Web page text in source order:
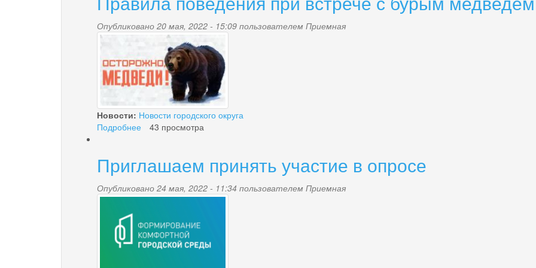
краю
в
оплачивает
проезд
пенсионерам
отдых
Опубликовано 20 мая, 2022 - 15:09 пользователем Приемная
medved.jpg
Новости: Новости городского округа
Подробнее
при
встрече
с
бурым
43 просмотра
Приглашаем принять участие в опросе
Опубликовано 24 мая, 2022 - 11:34 пользователем Приемная
2.png